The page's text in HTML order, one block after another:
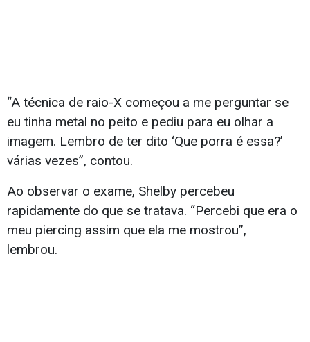
“A técnica de raio-X começou a me perguntar se
eu tinha metal no peito e pediu para eu olhar a
imagem. Lembro de ter dito ‘Que porra é essa?’
várias vezes”, contou.
Ao observar o exame, Shelby percebeu
rapidamente do que se tratava. “Percebi que era o
meu piercing assim que ela me mostrou”,
lembrou.